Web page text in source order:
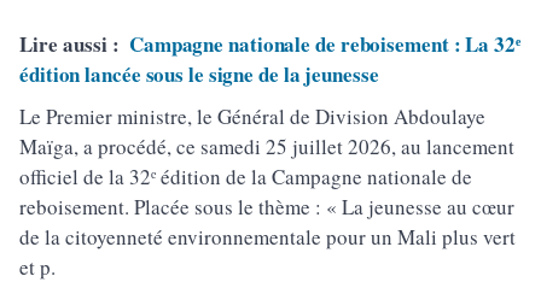
Lire aussi : Campagne nationale de reboisement : La 32ᵉ
édition lancée sous le signe de la jeunesse
Le Premier ministre, le Général de Division Abdoulaye
Maïga, a procédé, ce samedi 25 juillet 2026, au lancement
officiel de la 32ᵉ édition de la Campagne nationale de
reboisement. Placée sous le thème : « La jeunesse au cœur
de la citoyenneté environnementale pour un Mali plus vert
et p.